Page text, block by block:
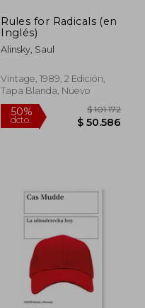
10%
dcto.
Rules for Radicals (en
Inglés)
Alinsky, Saul
Vintage, 1989, 2 Edición,
Tapa Blanda, Nuevo